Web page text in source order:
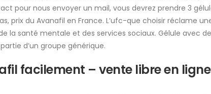
pour nous envoyer un mail, vous devrez prendre 3
prix du Avanafil en France. L’ufc-que choisir réclame
la santé mentale et des services sociaux. Gélule avec
d’un groupe générique.
facilement – vente libre en ligne